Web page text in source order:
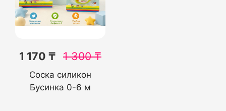
1 170 ₸ 1 300₸
Соска силикон
Бусинка 0-6 м